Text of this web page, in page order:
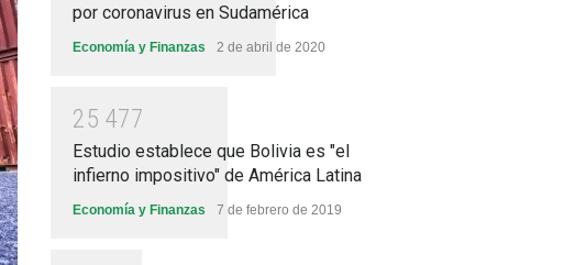
por coronavirus en Sudamérica
Economía y Finanzas 2 de abril de 2020
25 477
Estudio establece que Bolivia es "el
infierno impositivo" de América Latina
Economía y Finanzas 7 de febrero de 2019